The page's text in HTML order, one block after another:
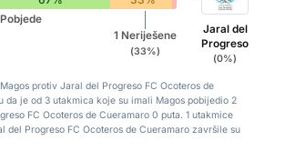
1 Neriješene
(33%)
Jaral del
Progreso
(0%)
protiv Jaral del Progreso FC Ocoteros de
da je od 3 utakmica koje su imali Magos pobijedio 2
FC Ocoteros de Cueramaro 0 puta. 1 utakmice
del Progreso FC Ocoteros de Cueramaro završile su